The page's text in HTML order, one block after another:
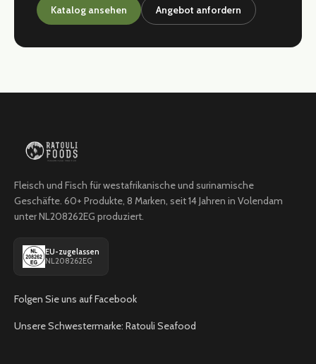
Katalog ansehen Angebot anfordern
Fleisch und Fisch für westafrikanische und surinamische
Geschäfte. 60+ Produkte, 8 Marken, seit 14 Jahren in Volendam
unter NL208262EG produziert.
EU-zugelassen
NL208262EG
Folgen Sie uns auf Facebook
Unsere Schwestermarke: Ratouli Seafood